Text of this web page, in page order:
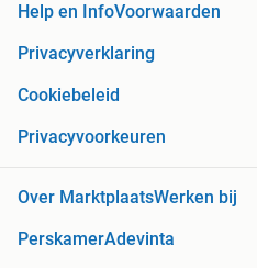
Help en InfoVoorwaarden
Privacyverklaring
Cookiebeleid
Privacyvoorkeuren
Over MarktplaatsWerken bij
PerskamerAdevinta